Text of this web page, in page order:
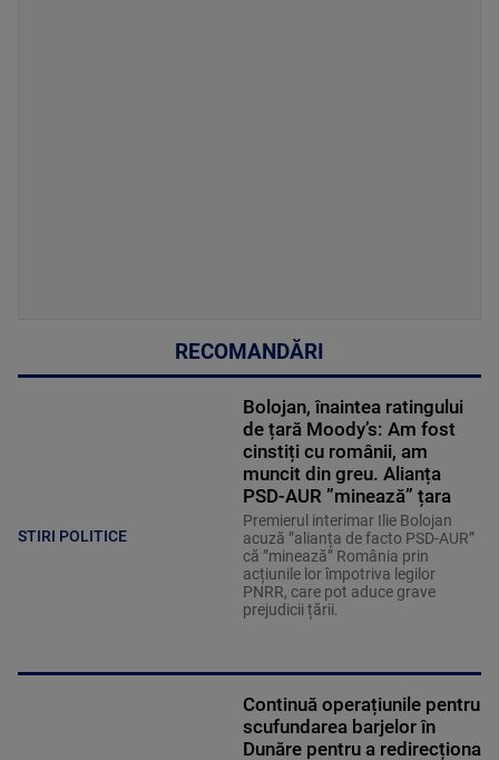
RECOMANDĂRI
STIRI POLITICE
Bolojan, înaintea ratingului
de țară Moody’s: Am fost
cinstiți cu românii, am
muncit din greu. Alianța
PSD-AUR ”minează” țara
Premierul interimar Ilie Bolojan
acuză ”alianța de facto PSD-AUR”
că ”minează” România prin
acțiunile lor împotriva legilor
PNRR, care pot aduce grave
prejudicii țării.
Continuă operațiunile pentru
scufundarea barjelor în
Dunăre pentru a redirecționa